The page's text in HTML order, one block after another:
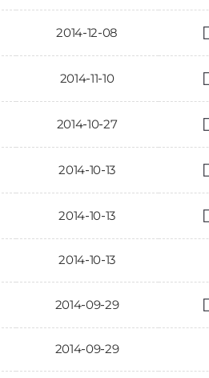
2014-12-08
2014-11-10
2014-10-27
2014-10-13
2014-10-13
2014-10-13
2014-09-29
2014-09-29